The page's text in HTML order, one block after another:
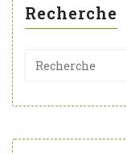
Recherche